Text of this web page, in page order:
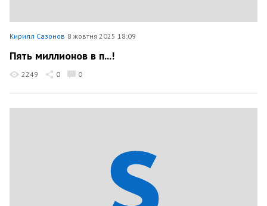
Кирилл Сазонов 8 жовтня 2025 18:09
Пять миллионов в п...!
2249 0 0